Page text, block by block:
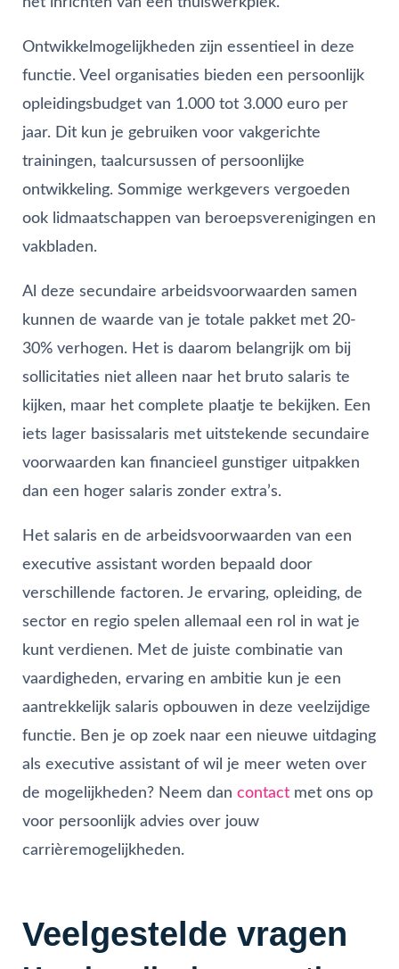
Ontwikkelmogelijkheden zijn essentieel in deze
functie. Veel organisaties bieden een persoonlijk
opleidingsbudget van 1.000 tot 3.000 euro per
jaar. Dit kun je gebruiken voor vakgerichte
trainingen, taalcursussen of persoonlijke
ontwikkeling. Sommige werkgevers vergoeden
ook lidmaatschappen van beroepsverenigingen en
vakbladen.
Al deze secundaire arbeidsvoorwaarden samen
kunnen de waarde van je totale pakket met 20-
30% verhogen. Het is daarom belangrijk om bij
sollicitaties niet alleen naar het bruto salaris te
kijken, maar het complete plaatje te bekijken. Een
iets lager basissalaris met uitstekende secundaire
voorwaarden kan financieel gunstiger uitpakken
dan een hoger salaris zonder extra’s.
Het salaris en de arbeidsvoorwaarden van een
executive assistant worden bepaald door
verschillende factoren. Je ervaring, opleiding, de
sector en regio spelen allemaal een rol in wat je
kunt verdienen. Met de juiste combinatie van
vaardigheden, ervaring en ambitie kun je een
aantrekkelijk salaris opbouwen in deze veelzijdige
functie. Ben je op zoek naar een nieuwe uitdaging
als executive assistant of wil je meer weten over
de mogelijkheden? Neem dan contact met ons op
voor persoonlijk advies over jouw
carrièremogelijkheden.
Veelgestelde vragen